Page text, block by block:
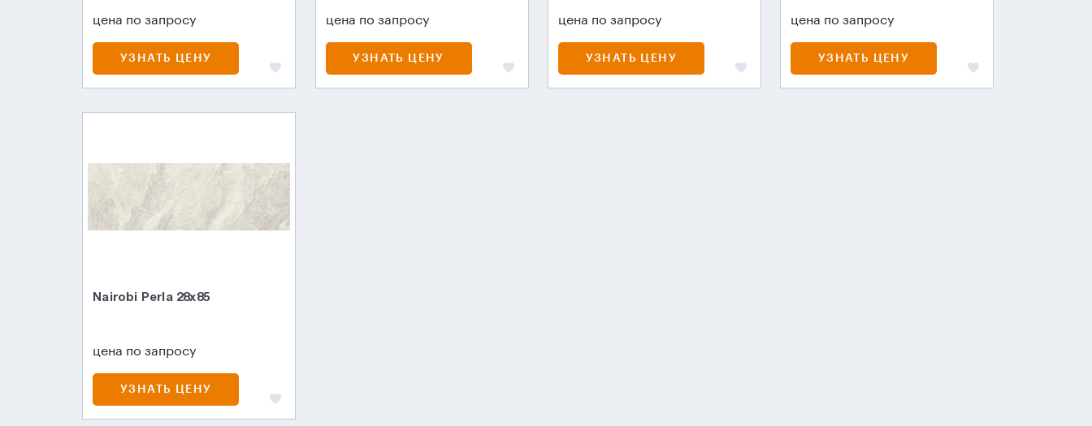
цена по запросу
УЗНАТЬ ЦЕНУ
цена по запросу
УЗНАТЬ ЦЕНУ
цена по запросу
УЗНАТЬ ЦЕНУ
цена по запросу
УЗНАТЬ ЦЕНУ
Nairobi Perla 28x85
цена по запросу
УЗНАТЬ ЦЕНУ